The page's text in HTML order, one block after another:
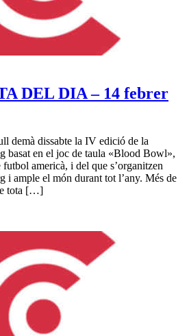
DEL DIA – 14 febrer
demà dissabte la IV edició de la
basat en el joc de taula «Blood Bowl»,
americà, i del que s’organitzen
i ample el món durant tot l’any. Més de
tota […]